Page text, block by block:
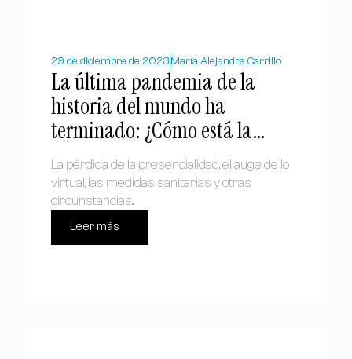
29 de diciembre de 2023 María Alejandra Carrillo
La última pandemia de la
historia del mundo ha
terminado: ¿Cómo está la
iglesia hoy?
La pérdida de la presencialidad, el auge de lo
virtual, las medidas sanitarias y otras
circunstancias...
Leer más